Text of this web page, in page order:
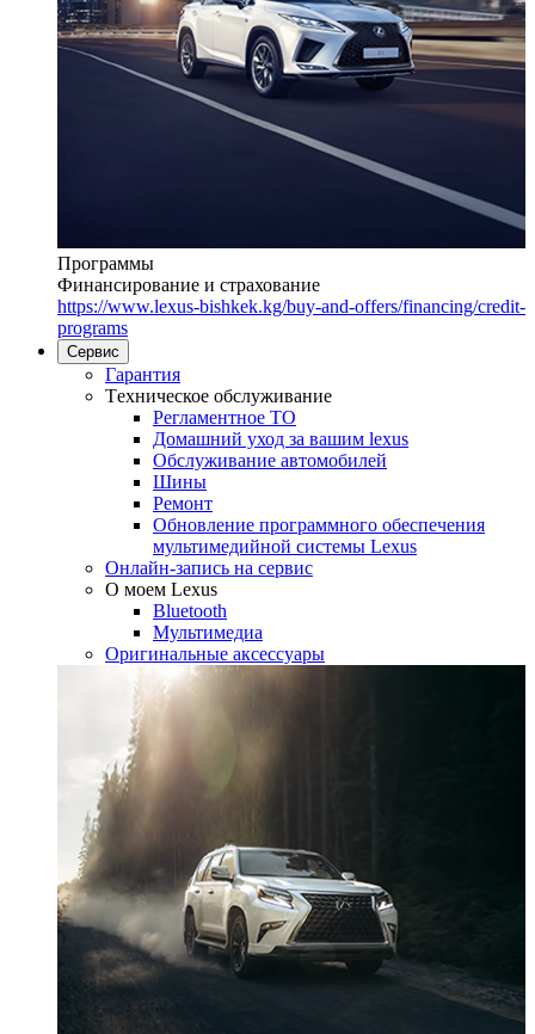
Программы
Финансирование и страхование
https://www.lexus-bishkek.kg/buy-and-offers/financing/credit-
programs
Сервис
Гарантия
Tехническое обслуживание
Регламентное ТО
Домашний уход за вашим lexus
Oбслуживание автомобилей
Шины
Ремонт
Обновление программного обеспечения
мультимедийной системы Lexus
Онлайн-запись на сервис
O моем Lexus
Bluetooth
Mультимедиа
Оригинальные аксессуары